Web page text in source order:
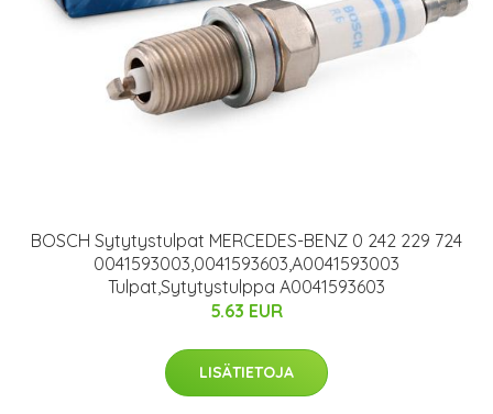
BOSCH Sytytystulpat MERCEDES-BENZ 0 242 229 724
0041593003,0041593603,A0041593003
Tulpat,Sytytystulppa A0041593603
5.63 EUR
LISÄTIETOJA